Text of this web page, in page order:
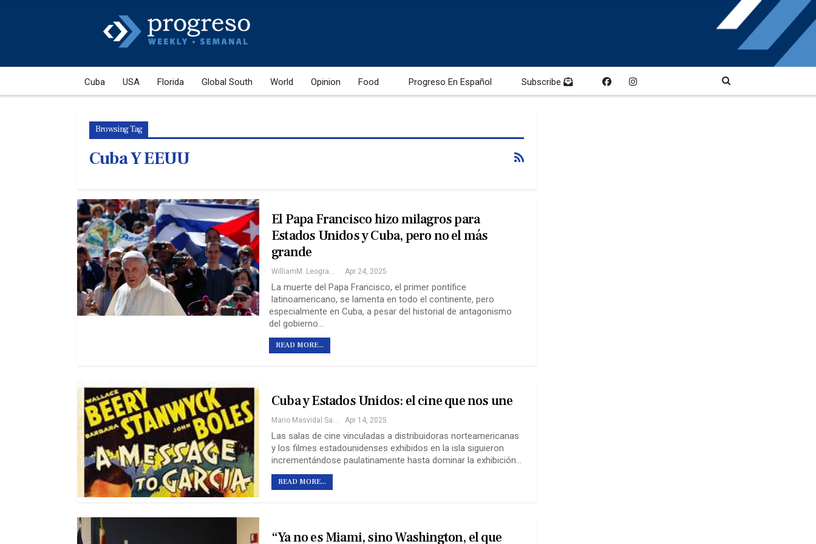
Cuba USA Florida Global South World Opinion Food Progreso En Español Subscribe
Browsing Tag
Cuba Y EEUU
El Papa Francisco hizo milagros para
Estados Unidos y Cuba, pero no el más
grande
WilliamM. Leogrande Apr 24, 2025
La muerte del Papa Francisco, el primer pontífice
latinoamericano, se lamenta en todo el continente, pero
especialmente en Cuba, a pesar del historial de antagonismo
del gobierno…
READ MORE...
Cuba y Estados Unidos: el cine que nos une
Mario Masvidal Saavedra Apr 14, 2025
Las salas de cine vinculadas a distribuidoras norteamericanas
y los filmes estadounidenses exhibidos en la isla siguieron
incrementándose paulatinamente hasta dominar la exhibición…
READ MORE...
“Ya no es Miami, sino Washington, el que